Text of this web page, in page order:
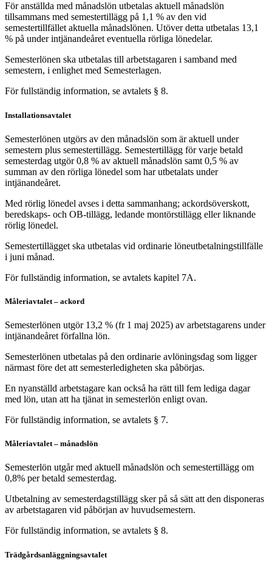
För anställda med månadslön utbetalas aktuell månadslön
tillsammans med semestertillägg på 1,1 % av den vid
semestertillfället aktuella månadslönen. Utöver detta utbetalas 13,1
% på under intjänandeåret eventuella rörliga lönedelar.
Semesterlönen ska utbetalas till arbetstagaren i samband med
semestern, i enlighet med Semesterlagen.
För fullständig information, se avtalets § 8.
Installationsavtalet
Semesterlönen utgörs av den månadslön som är aktuell under
semestern plus semestertillägg. Semestertillägg för varje betald
semesterdag utgör 0,8 % av aktuell månadslön samt 0,5 % av
summan av den rörliga lönedel som har utbetalats under
intjänandeåret.
Med rörlig lönedel avses i detta sammanhang; ackordsöverskott,
beredskaps- och OB-tillägg, ledande montörstillägg eller liknande
rörlig lönedel.
Semestertillägget ska utbetalas vid ordinarie löneutbetalningstillfälle
i juni månad.
För fullständig information, se avtalets kapitel 7A.
Måleriavtalet – ackord
Semesterlönen utgör 13,2 % (fr 1 maj 2025) av arbetstagarens under
intjänandeåret förfallna lön.
Semesterlönen utbetalas på den ordinarie avlöningsdag som ligger
närmast före det att semesterledigheten ska påbörjas.
En nyanställd arbetstagare kan också ha rätt till fem lediga dagar
med lön, utan att ha tjänat in semesterlön enligt ovan.
För fullständig information, se avtalets § 7.
Måleriavtalet – månadslön
Semesterlön utgår med aktuell månadslön och semestertillägg om
0,8% per betald semesterdag.
Utbetalning av semesterdagstillägg sker på så sätt att den disponeras
av arbetstagaren vid påbörjan av huvudsemestern.
För fullständig information, se avtalets § 8.
Trädgårdsanläggningsavtalet